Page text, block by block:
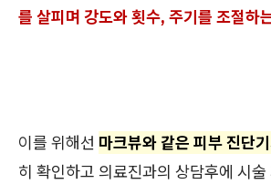
를 살피며 강도와 횟수, 주기를 조절하
이를 위해선 마크뷰와 같은 피부 진단
히 확인하고 의료진과의 상담후에 시